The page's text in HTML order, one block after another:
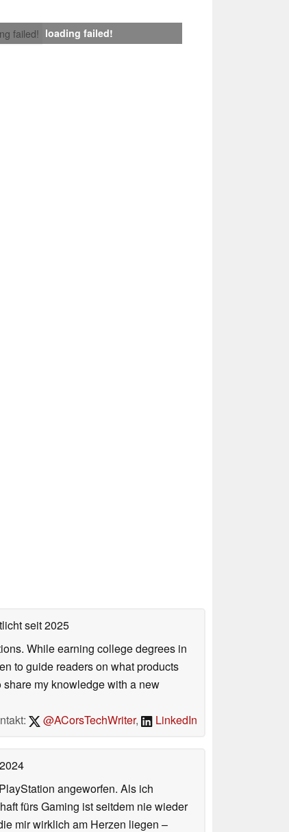
failed! loading failed!
seit 2025
While earning college degrees in
to guide readers on what products
share my knowledge with a new
@ACorsTechWriter, LinkedIn
angeworfen. Als ich
fürs Gaming ist seitdem nie wieder
mir wirklich am Herzen liegen –